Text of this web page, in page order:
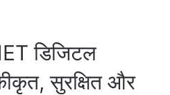
डिजिटल
सुरक्षित और